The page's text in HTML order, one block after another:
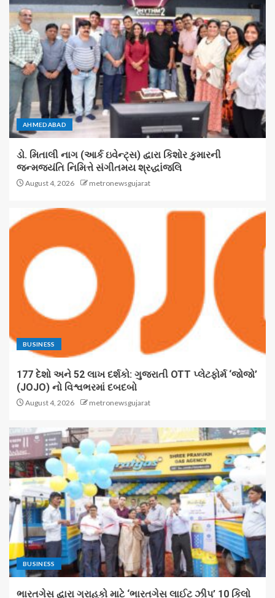
AHMEDABAD
ડો. મિતાલી નાગ (આર્ક ઇવેન્ટ્સ) દ્વારા કિશોર કુમારની
જન્મજયંતિ નિમિત્તે સંગીતમય શ્રદ્ધાંજલિ
August 4, 2026 metronewsgujarat
BUSINESS
177 દેશો અને 52 લાખ દર્શકો: ગુજરાતી OTT પ્લેટફોર્મ ‘જોજો’
(JOJO) નો વિશ્વભરમાં દબદબો
August 4, 2026 metronewsgujarat
BUSINESS
ભારતગેસ દ્વારા ગ્રાહકો માટે ‘ભારતગેસ લાઈટ ઝીપ’ 10 કિલો